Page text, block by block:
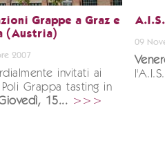
Grappe a Graz e
(Austria)
2007
invitati ai
Grappa tasting in
15... >>>
09